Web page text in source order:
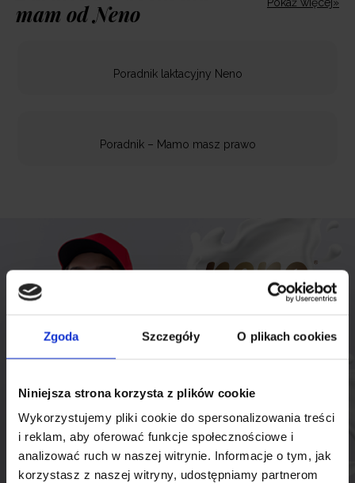
Zgoda Szczegóły O plikach cookies
Niniejsza strona korzysta z plików cookie
Wykorzystujemy pliki cookie do spersonalizowania treści
i reklam, aby oferować funkcje społecznościowe i
analizować ruch w naszej witrynie. Informacje o tym, jak
korzystasz z naszej witryny, udostępniamy partnerom
mam od Neno
Pokaż więcej»
Poradnik laktacyjny Neno
Poradnik – Mamo masz prawo